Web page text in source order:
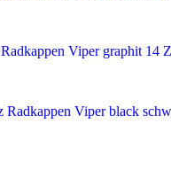
Radkappen Viper graphit 14
Radkappen Viper black